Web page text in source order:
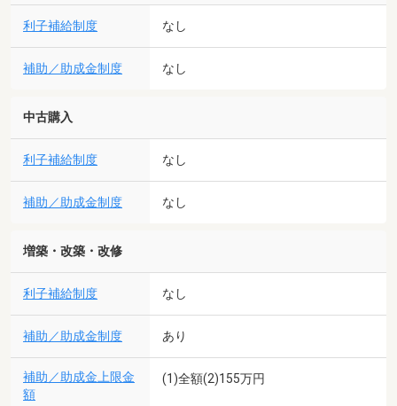
利子補給制度 なし
補助／助成金制度 なし
中古購入
利子補給制度 なし
補助／助成金制度 なし
増築・改築・改修
利子補給制度 なし
補助／助成金制度 あり
補助／助成金上限金
額
(1)全額(2)155万円